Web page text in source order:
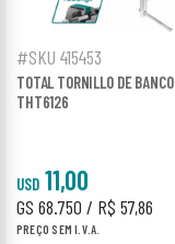
#SKU 415453
TOTAL TORNILLO DE BANCO
THT6126
USD 11,00
GS 68.750 / R$ 57,86
PREÇO SEM I.V.A.